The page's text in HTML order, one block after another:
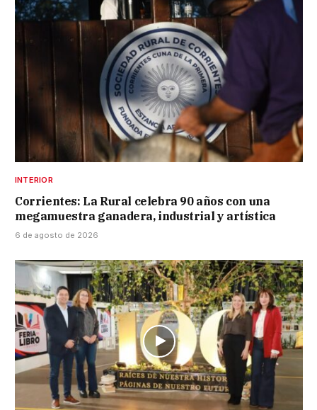
INTERIOR
Corrientes: La Rural celebra 90 años con una
megamuestra ganadera, industrial y artística
6 de agosto de 2026